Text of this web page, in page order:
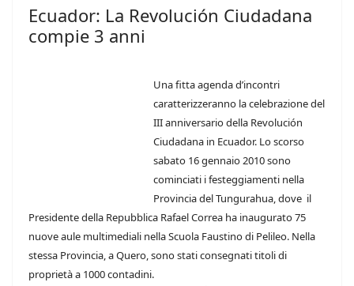
Ecuador: La Revolución Ciudadana
compie 3 anni
Una fitta agenda d’incontri
caratterizzeranno la celebrazione del
III anniversario della Revolución
Ciudadana in Ecuador. Lo scorso
sabato 16 gennaio 2010 sono
cominciati i festeggiamenti nella
Provincia del Tungurahua, dove il
Presidente della Repubblica Rafael Correa ha inaugurato 75
nuove aule multimediali nella Scuola Faustino di Pelileo. Nella
stessa Provincia, a Quero, sono stati consegnati titoli di
proprietà a 1000 contadini.